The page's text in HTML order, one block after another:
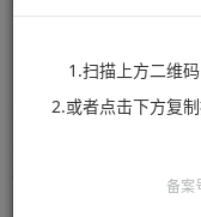
想了解商丘档案补办？
息？就来12333社保查
相关文章资讯，商丘档
1.扫描上方二维
2.或者点击下方复
备案